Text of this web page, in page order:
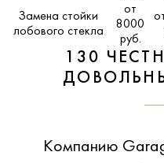
Замена стойки
лобового стекла
от
8000
руб.
130
Компанию